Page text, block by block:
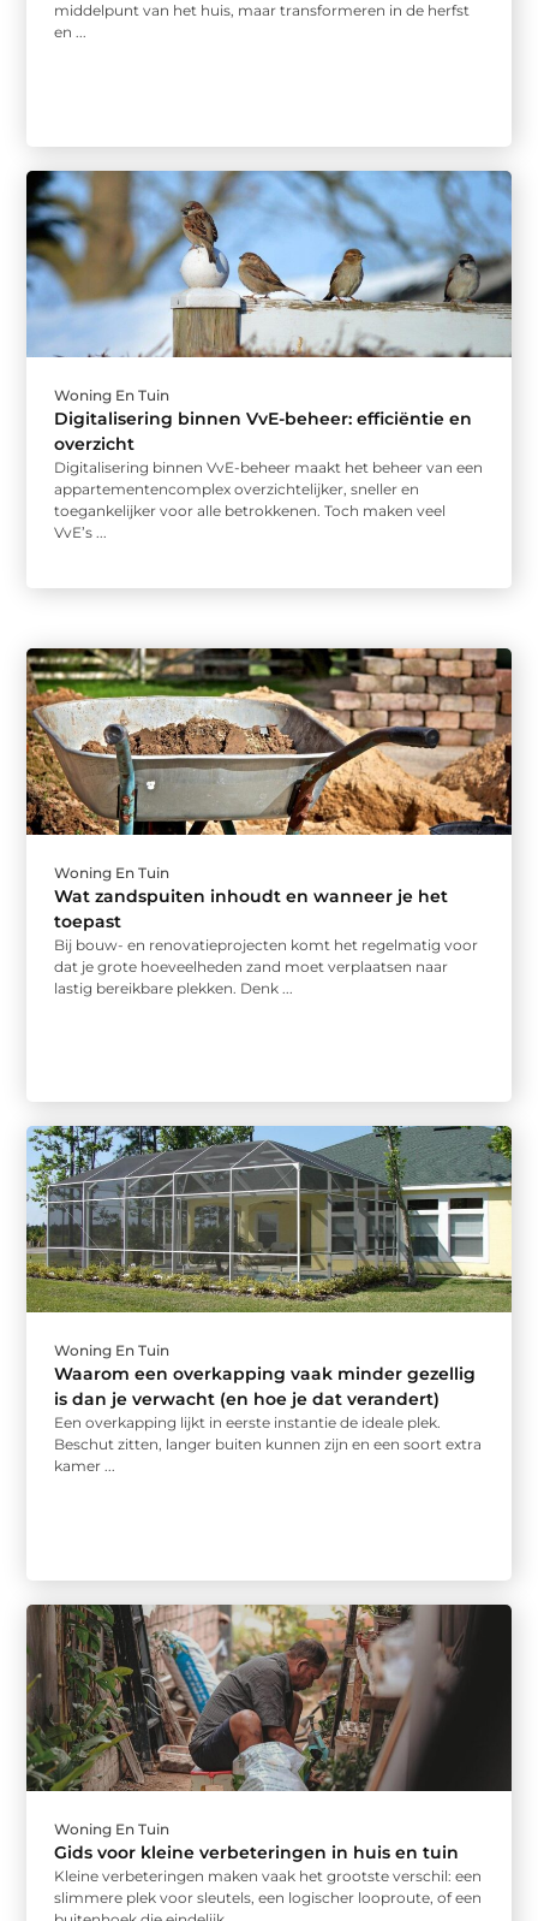
middelpunt van het huis, maar transformeren in de herfst
en ...
Woning En Tuin
Digitalisering binnen VvE-beheer: efficiëntie en
overzicht
Digitalisering binnen VvE-beheer maakt het beheer van een
appartementencomplex overzichtelijker, sneller en
toegankelijker voor alle betrokkenen. Toch maken veel
VvE’s ...
Woning En Tuin
Wat zandspuiten inhoudt en wanneer je het
toepast
Bij bouw- en renovatieprojecten komt het regelmatig voor
dat je grote hoeveelheden zand moet verplaatsen naar
lastig bereikbare plekken. Denk ...
Woning En Tuin
Waarom een overkapping vaak minder gezellig
is dan je verwacht (en hoe je dat verandert)
Een overkapping lijkt in eerste instantie de ideale plek.
Beschut zitten, langer buiten kunnen zijn en een soort extra
kamer ...
Woning En Tuin
Gids voor kleine verbeteringen in huis en tuin
Kleine verbeteringen maken vaak het grootste verschil: een
slimmere plek voor sleutels, een logischer looproute, of een